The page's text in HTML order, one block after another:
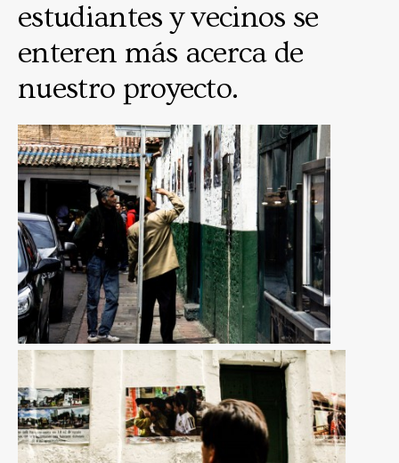
estudiantes y vecinos se
enteren más acerca de
nuestro proyecto.